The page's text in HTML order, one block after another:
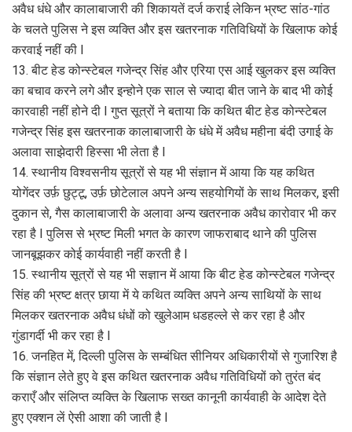
अवैध धंधे और कालाबाजारी की शिकायतें दर्ज कराई लेकिन भ्रष्ट सांठ-गांठ
के चलते पुलिस ने इस व्यक्ति और इस खतरनाक गतिविधियों के खिलाफ कोई
करवाई नहीं की I
13. बीट हेड कोन्स्टेबल गजेन्द्र सिंह और एरिया एस आई खुलकर इस व्यक्ति
का बचाव करने लगे और इन्होने एक साल से ज्यादा बीत जाने के बाद भी कोई
कारवाही नहीं होने दी I गुप्त सूत्रों ने बताया कि कथित बीट हेड कोन्स्टेबल
गजेन्द्र सिंह इस खतरनाक कालाबाजारी के धंधे में अवैध महीना बंदी उगाई के
अलावा साझेदारी हिस्सा भी लेता है I
14. स्थानीय विश्वसनीय सूत्रों से यह भी संज्ञान में आया कि यह कथित
योगेंदर उर्फ़ छुट्टू, उर्फ़ छोटेलाल अपने अन्य सहयोगियों के साथ मिलकर, इसी
दुकान से, गैस कालाबाजारी के अलावा अन्य खतरनाक अवैध कारोवार भी कर
रहा है I पुलिस से भ्रष्ट मिली भगत के कारण जाफराबाद थाने की पुलिस
जानबूझकर कोई कार्यवाही नहीं करती है I
15. स्थानीय सूत्रों से यह भी सज्ञान में आया कि बीट हेड कोन्स्टेबल गजेन्द्र
सिंह की भ्रष्ट क्षत्र छाया में ये कथित व्यक्ति अपने अन्य साथियों के साथ
मिलकर खतरनाक अवैध धंधों को खुलेआम धडहल्ले से कर रहा है और
गुंडागर्दी भी कर रहा है I
16. जनहित में, दिल्ली पुलिस के सम्बंधित सीनियर अधिकारीयों से गुजारिश है
कि संज्ञान लेते हुए वे इस कथित खतरनाक अवैध गतिविधियों को तुरंत बंद
कराएँ और संलिप्त व्यक्ति के खिलाफ सख्त कानूनी कार्यवाही के आदेश देते
हुए एक्शन लें ऐसी आशा की जाती है I